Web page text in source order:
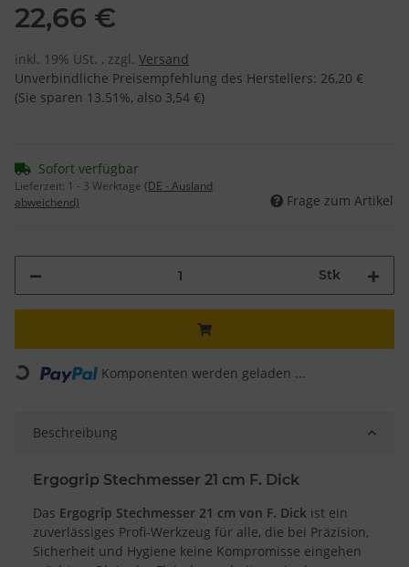
22,66 €
inkl. 19% USt. , zzgl. Versand
Unverbindliche Preisempfehlung des Herstellers: 26,20 €
(Sie sparen 13.51%, also 3,54 €)
Sofort verfügbar
Lieferzeit: 1 - 3 Werktage (DE - Ausland
abweichend)
Frage zum Artikel
Stk
Loading... Komponenten werden geladen ...
Beschreibung
Ergogrip Stechmesser 21 cm F. Dick
Das Ergogrip Stechmesser 21 cm von F. Dick ist ein
zuverlässiges Profi-Werkzeug für alle, die bei Präzision,
Sicherheit und Hygiene keine Kompromisse eingehen